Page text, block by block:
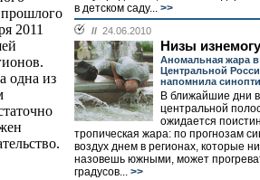
2011
одна из
в детском саду... >>
// 24.06.2010
Низы
Аномальная жара в
Центральной
напомнила
В ближайшие дни в
центральной
ожидается
тропическая жара: по прогнозам
воздух днем в регионах, которые
назовешь южными, может
градусов... >>